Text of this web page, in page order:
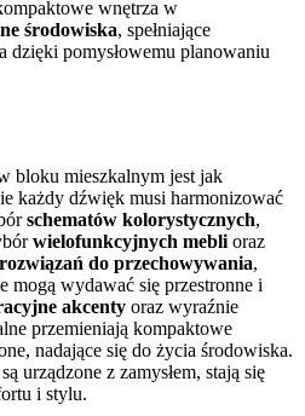
wnętrza w
środowiska, spełniające
dzięki pomysłowemu planowaniu
bloku mieszkalnym jest jak
każdy dźwięk musi harmonizować
schematów kolorystycznych,
wielofunkcyjnych mebli oraz
do przechowywania,
mogą wydawać się przestronne i
akcenty oraz wyraźnie
przemieniają kompaktowe
nadające się do życia środowiska.
urządzone z zamysłem, stają się
i stylu.